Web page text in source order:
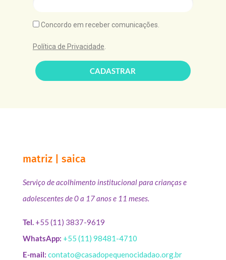
Concordo em receber comunicações.
Política de Privacidade
CADASTRAR
matriz | saica
Serviço de acolhimento institucional para crianças e
adolescentes de 0 a 17 anos e 11 meses.
Tel.+55 (11) 3837-9619
WhatsApp: +55 (11) 98481-4710
E-mail: contato@casadopequenocidadao.org.br